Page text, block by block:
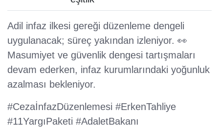
Adil infaz ilkesi gereği düzenleme dengeli
uygulanacak; süreç yakından izleniyor. 👀
Masumiyet ve güvenlik dengesi tartışmaları
devam ederken, infaz kurumlarındaki yoğunluk
azalması bekleniyor.
#CezaİnfazDüzenlemesi #ErkenTahliye
#11YargıPaketi #AdaletBakanı